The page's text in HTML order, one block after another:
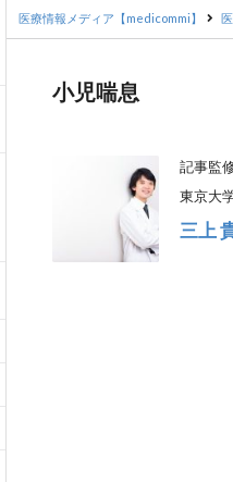
医療情報メディア【medicommi】
小児喘息
記事監
東京大
三上